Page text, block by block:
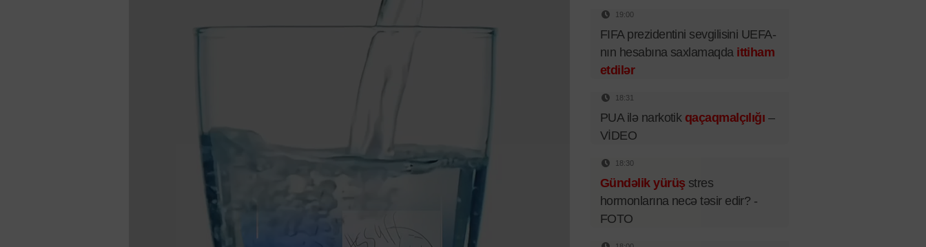
19:00
FIFA prezidentini sevgilisini UEFA-
nın hesabına saxlamaqda ittiham
etdilər
18:31
PUA ilə narkotik qaçaqmalçılığı –
VİDEO
18:30
Gündəlik yürüş stres
hormonlarına necə təsir edir? -
FOTO